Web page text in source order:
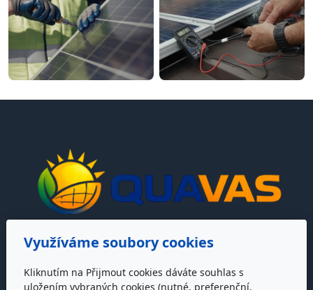
Adresa
QUAVAS s.r.o.
Využíváme soubory cookies
Kliknutím na Přijmout cookies dáváte souhlas s
uložením vybraných cookies (nutné, preferenční,